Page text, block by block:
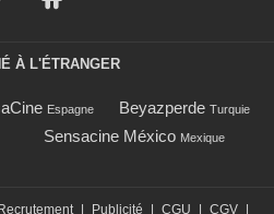
À L'ÉTRANGER
Espagne Beyazperde Turquie
Sensacine México Mexique
Recrutement Publicité CGU CGV